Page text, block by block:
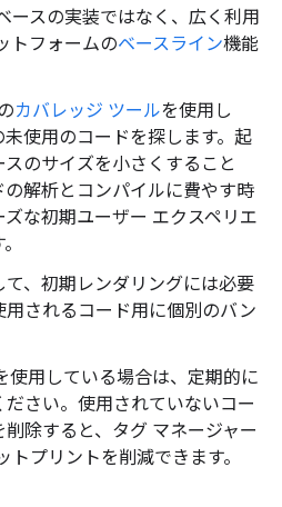
ースの実装ではなく、広く利用
トフォームのベースライン機能
カバレッジ ツールを使用し
使用のコードを探します。起
のサイズを小さくすること
解析とコンパイルに費やす時
な初期ユーザー エクスペリエ
て、初期レンダリングには必要
用されるコード用に個別のバン
使用している場合は、定期的に
ださい。使用されていないコー
削除すると、タグ マネージャー
プリントを削減できます。